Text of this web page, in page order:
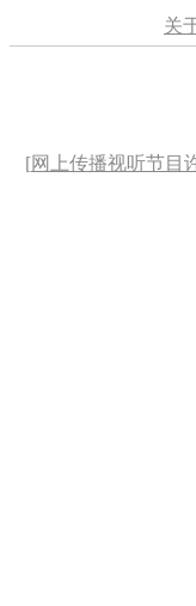
关
[网上传播视听节目